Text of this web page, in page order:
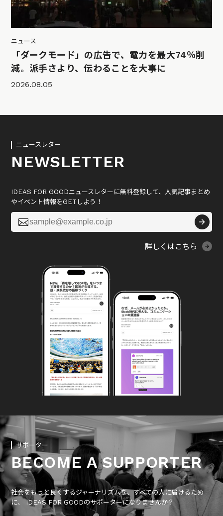
ニュース
「ダークモード」の広告で、電力を最大74％削
減。派手さより、伝わることを大事に
2026.08.05
ニュースレター
NEWSLETTER
IDEAS FOR GOODニュースレターに無料登録して、人気記事まとめ
やイベント情報をGETしよう！

詳しくはこちら
サポーター
BECOME A SUPPORTER
社会をもっと良くするジャーナリズムを、すべての人に届けるため
に、 IDEAS FOR GOODのサポーターになりませんか？